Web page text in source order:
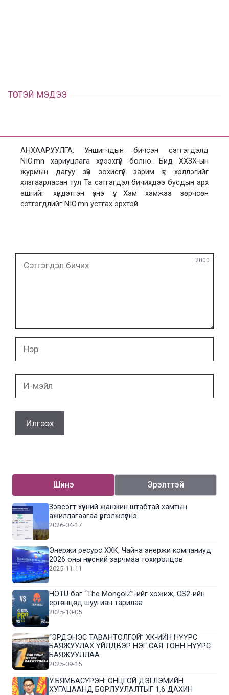
ТӨСТЭЙ МЭДЭЭ
АНХААРУУЛГА: Уншигчдын бичсэн сэтгэгдэлд
NIO.mn хариуцлага хүлээхгүй болно. Бид ХХЗХ-ын
журмын дагуу зүй зохисгүй зарим үг, хэллэгийг
хязгаарласан тул Та сэтгэгдэл бичихдээ бусдын эрх
ашгийг хүндэтгэн үзнэ үү. Хэм хэмжээ зөрчсөн
сэтгэгдлийг NIO.mn устгах эрхтэй.
бичих
2000
Шинэ Эрэлттэй
Зэвсэгт хүчний жанжин штабтай хамтын
ажиллагаагаа үргэлжлүүлнэ
2026-04-17
Энержи ресурс ХХК, Чайна энержи компаниуд
2026 оны нүүрсний зарчмаа тохиролцов
2025-11-11
HOTU баг “The MongolZ”-ийг хожиж, CS2-ийн
ертөнцөд шуугиан тарилаа
2025-10-05
“ЭРДЭНЭС ТАВАНТОЛГОЙ” ХК-ИЙН НҮҮРС
БАЯЖУУЛАХ ҮЙЛДВЭР НЭГ САЯ ТОНН НҮҮРС
БАЯЖУУЛЛАА
2025-09-15
У.БЯМБАСҮРЭН: ОНЦГОЙ ДЭГЛЭМИЙН
ХУГАЦААНД БОРЛУУЛАЛТЫГ 1.6 ДАХИН